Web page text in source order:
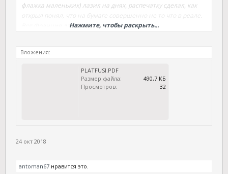
флажка маленьких) лазил на днях, распечатку сделал, как
открыл понял, что на бумаге совершенно не то что в реале.
Вот Франция дает)))Нажмите, чтобы раскрыть...
Вложения:
PLATFUSI.PDF
Размер файла:
490,7 КБ
Просмотров:
32
24 окт 2018
antoman67 нравится это.